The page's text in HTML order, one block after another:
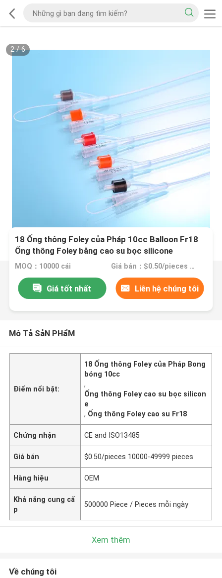
2/6
18 Ống thông Foley của Pháp 10cc Balloon Fr18
Ống thông Foley bằng cao su bọc silicone
MOQ：10000 cái Giá bán：$0.50/pieces 10000-49999 pieces
Giá tốt nhất Liên hệ chúng tôi
Mô Tả SảN PHẩM
Điểm nổi bật:
18 Ống thông Foley của Pháp Bong
bóng 10cc
,
Ống thông Foley cao su bọc silicon
e
, Ống thông Foley cao su Fr18
Chứng nhận CE and ISO13485
Giá bán $0.50/pieces 10000-49999 pieces
Hàng hiệu OEM
Khả năng cung cấ
p
500000 Piece / Pieces mỗi ngày
Xem thêm
Về chúng tôi